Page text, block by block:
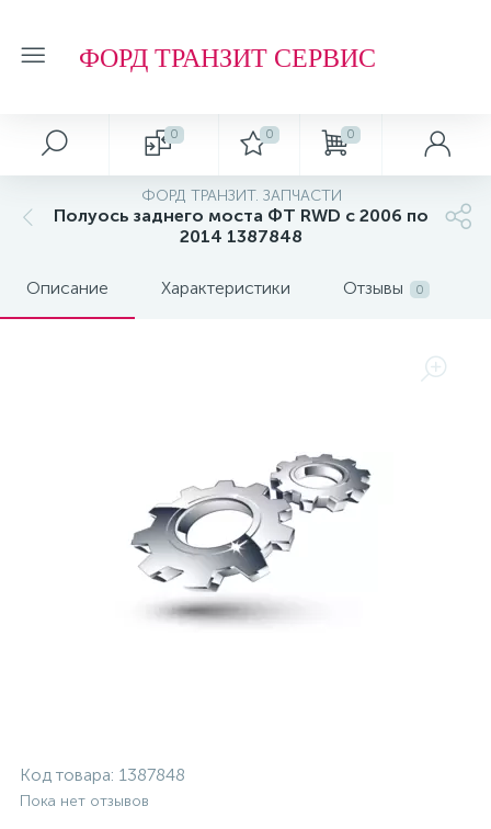
ФОРД ТРАНЗИТ СЕРВИС
0 0 0
ФОРД ТРАНЗИТ. ЗАПЧАСТИ
Полуось заднего моста ФТ RWD с 2006 по
2014 1387848
Описание Характеристики Отзывы 0
Код товара: 1387848
Пока нет отзывов